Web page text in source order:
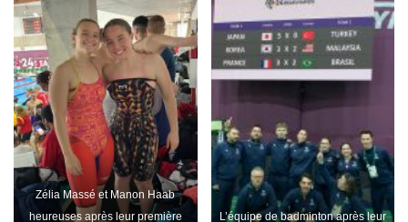
Zélia Massé et Manon Haab
heureuses après leur première
L’équipe de badminton après leur